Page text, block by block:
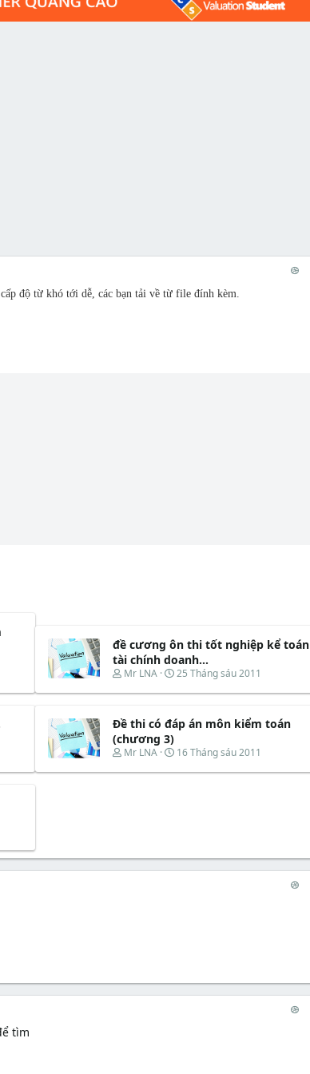
độ từ khó tới dễ, các bạn tải về từ file đính kèm.
đề cương ôn thi tốt nghiệp kể toán
tài chính doanh...
T
r
a
d
s
a
Mr LNA
N
à
b
t
ầ
25 Tháng sáu 2011
Đề thi có đáp án môn kiểm toán
(chương 3)
T
r
Mr LNA
N
à
16 Tháng sáu 2011
tìm